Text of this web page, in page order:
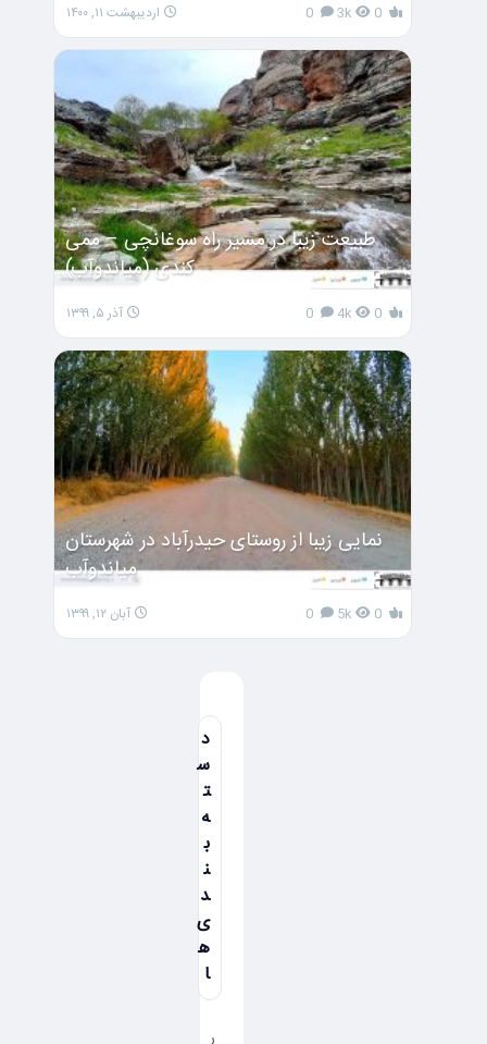
3k اردیبهشت ۱۱, ۱۴۰۰
طبیعت زیبا در مسیر راه سوغانچی – ممی
کندی (میاندوآب)
4k آذر ۵, ۱۳۹۹
نمایی زیبا از روستای حیدرآباد در شهرستان
میاندوآب
5k آبان ۱۲, ۱۳۹۹
د
س
ت
ه
ب
ن
د
ی
ه
ا
ر